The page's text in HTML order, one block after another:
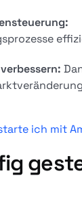
ich mit